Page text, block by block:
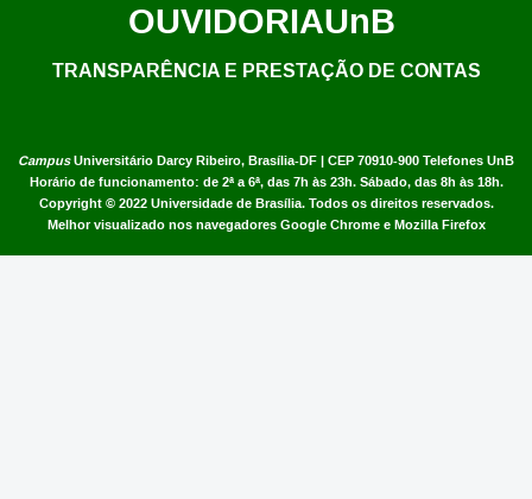
CampusUniversitário Darcy Ribeiro, Brasília-DF | CEP 70910-900 Telefones UnB
Horário de funcionamento: de 2ª a 6ª, das 7h às 23h. Sábado, das 8h às 18h.
Copyright © 2022 Universidade de Brasília. Todos os direitos reservados.
Melhor visualizado nos navegadores Google Chrome e Mozilla Firefox
OUVIDORIAUnB
TRANSPARÊNCIA E PRESTAÇÃO DE CONTAS